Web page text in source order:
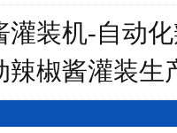
灌装机-自动
辣椒酱灌装生